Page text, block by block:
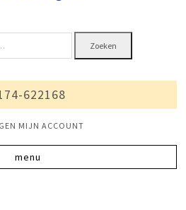
Zoeken
622168
MIJN ACCOUNT